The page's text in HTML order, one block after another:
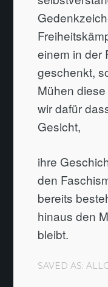
einem in der
geschenkt,
Mühen
wir dafür
Gesicht,
ihre
den
bereits
hinaus den
bleibt.
SAVED AS: